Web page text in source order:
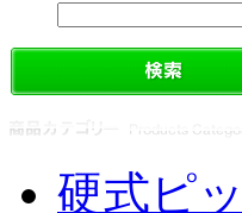
硬式ピ